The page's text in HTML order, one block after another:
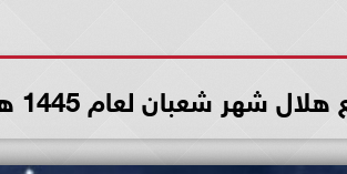
شهر شعبان لعام 1445 هجريًا